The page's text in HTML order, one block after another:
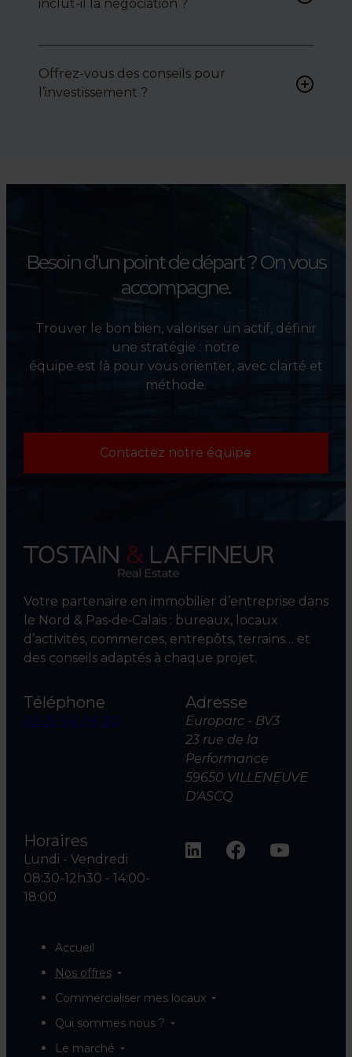
attentes et votre secteur.
inclut-il la négociation ?
Oui, nous intervenons
négocier le prix, le bail ou les
conditions de vente.
Offrez-vous des conseils pour
l’investissement ?
l’évaluation et la valorisation
Besoin d’un point de départ ?On vous
accompagne.
Trouver le bon bien, valoriser un actif, définir
une stratégie : notre
équipe est là pour vous orienter, avec clarté et
méthode.
Contactez notre équipe
Votre partenaire en immobilier d’entreprise dans
le Nord & Pas‑de‑Calais : bureaux, locaux
d’activités, commerces, entrepôts, terrains… et
des conseils adaptés à chaque projet.
Téléphone
03 20 04 06 00
Adresse
Europarc - BV3
23 rue de la
Performance
59650 VILLENEUVE
D'ASCQ
Horaires
Lundi - Vendredi
08:30-12h30 - 14:00-
18:00
Accueil
Nos offres
Commercialiser mes locaux
Qui sommes nous ?
Le marché